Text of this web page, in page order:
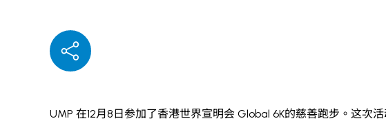
UMP 在12月8日参加了香港世界宣明会 Global 6K的慈善跑步。这次